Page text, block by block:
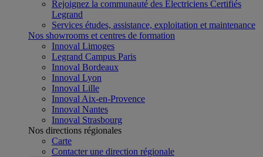
Rejoignez la communauté des Électriciens Certifiés
Legrand
Services études, assistance, exploitation et maintenance
Nos showrooms et centres de formation
Innoval Limoges
Legrand Campus Paris
Innoval Bordeaux
Innoval Lyon
Innoval Lille
Innoval Aix-en-Provence
Innoval Nantes
Innoval Strasbourg
Nos directions régionales
Carte
Contacter une direction régionale